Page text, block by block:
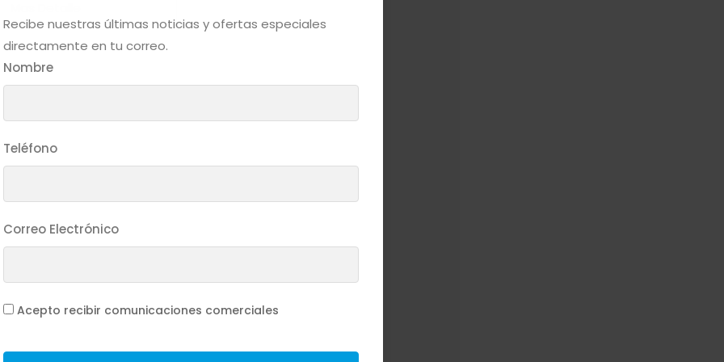
Recibe nuestras últimas noticias y ofertas especiales
directamente en tu correo.
Nombre
Teléfono
Correo Electrónico
Acepto recibir comunicaciones comerciales